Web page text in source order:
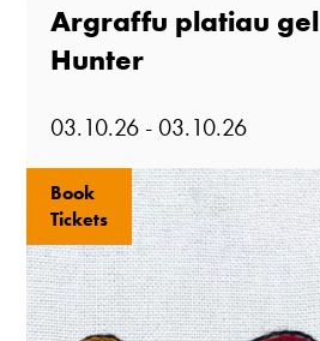
Argraffu platiau
Hunter
03.10.26 - 03.10.26
Book
Tickets